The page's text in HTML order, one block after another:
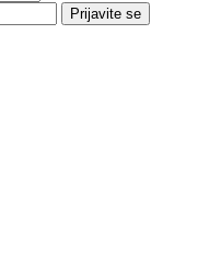
Prijavite se